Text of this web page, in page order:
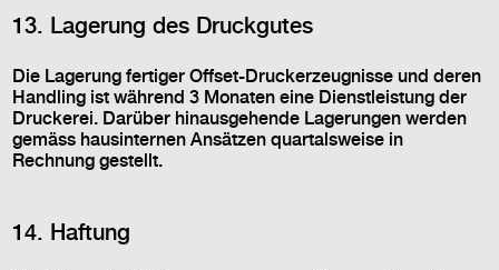
13. Lagerung des Druckgutes
Die Lagerung fertiger Offset-Druckerzeugnisse und deren
Handling ist während 3 Monaten eine Dienstleistung der
Druckerei. Darüber hinausgehende Lagerungen werden
gemäss hausinternen Ansätzen quartalsweise in
Rechnung gestellt.
14. Haftung